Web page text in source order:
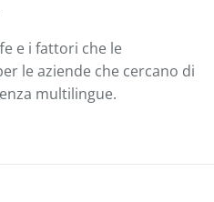
e i fattori che le
le aziende che cercano di
multilingue.